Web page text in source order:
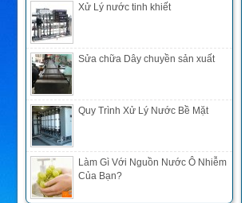
Xử Lý nước tinh khiết
Sửa chữa Dây chuyền sản xuất
Quy Trình Xử Lý Nước Bề Mặt
Làm Gì Với Nguồn Nước Ô Nhiễm
Của Bạn?